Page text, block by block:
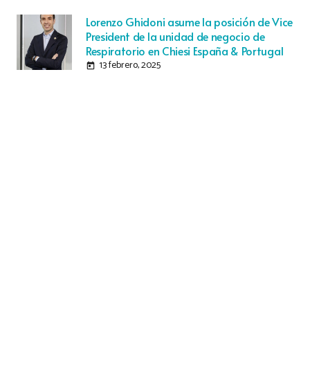
Lorenzo Ghidoni asume la posición de Vice
President de la unidad de negocio de
Respiratorio en Chiesi España & Portugal
today 13 febrero, 2025